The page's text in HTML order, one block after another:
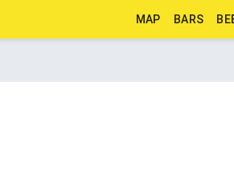
MAP BARS